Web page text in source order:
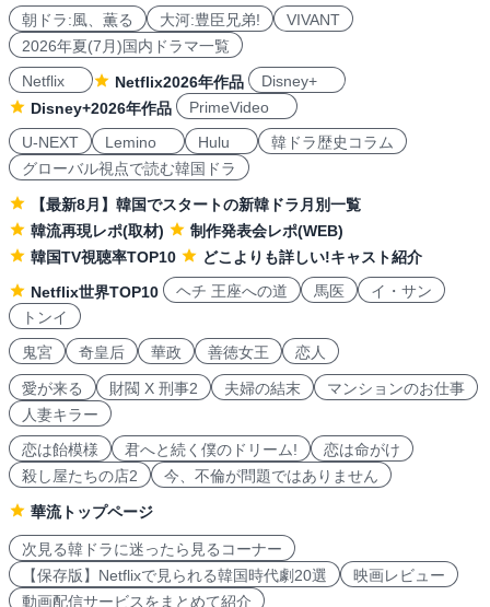
朝ドラ:風、薫る 大河:豊臣兄弟!
VIVANT
2026年夏(7月)国内ドラマ一覧
Netflix
Netflix2026年作品
Disney+
Disney+2026年作品
PrimeVideo
U-NEXT
Lemino Hulu
韓ドラ歴史コラム
グローバル視点で読む韓国ドラ
【最新8月】韓国でスタートの新韓ドラ月別一覧
韓流再現レポ(取材)
制作発表会レポ(WEB)
韓国TV視聴率TOP10
どこよりも詳しい!キャスト紹介
Netflix世界TOP10
ヘチ 王座への道 馬医
イ・サン
トンイ
鬼宮
奇皇后 華政 善徳女王 恋人
愛が来る 財閥 X 刑事2 夫婦の結末
マンションのお仕事
人妻キラー
恋は飴模様
君へと続く僕のドリーム!
恋は命がけ
殺し屋たちの店2
今、不倫が問題ではありません
華流トップページ
次見る韓ドラに迷ったら見るコーナー
【保存版】Netflixで見られる韓国時代劇20選
映画レビュー
動画配信サービスをまとめて紹介